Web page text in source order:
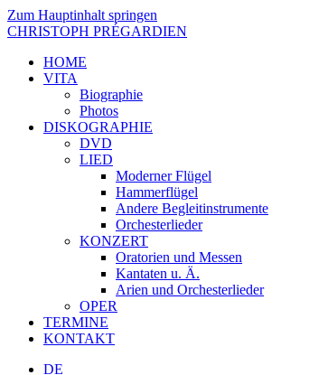
Zum Hauptinhalt springen
CHRISTOPH PRÉGARDIEN
HOME
VITA
Biographie
Photos
DISKOGRAPHIE
DVD
LIED
Moderner Flügel
Hammerflügel
Andere Begleitinstrumente
Orchesterlieder
KONZERT
Oratorien und Messen
Kantaten u. Ä.
Arien und Orchesterlieder
OPER
TERMINE
KONTAKT
DE